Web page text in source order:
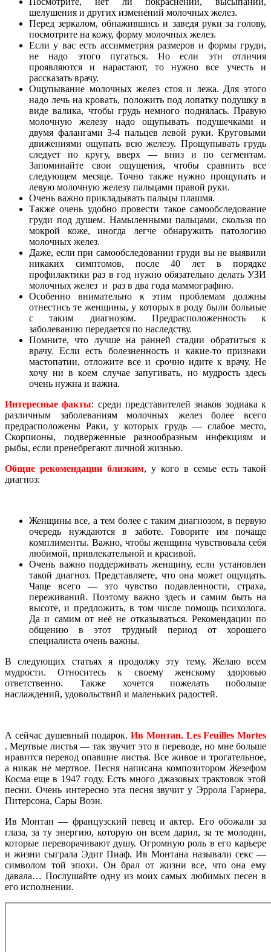
шелушения и других изменений молочных желез.
Перед зеркалом, обнажившись и заведя руки за голову,
посмотрите на кожу, форму молочных желез.
Если у вас есть ассимметрия размеров и формы груди,
не надо этого пугаться. Но если эти отличия
проявляются и нарастают, то нужно все учесть и
рассказать врачу.
Ощупывание молочных желез стоя и лежа. Для этого
надо лечь на кровать, положить под лопатку подушку в
виде валика, чтобы грудь немного поднялась. Правую
молочную железу надо ощупывать подушечками и
двумя фалангами 3-4 пальцев левой руки. Круговыми
движениями ощупать всю железу. Прощупывать грудь
следует по кругу, вверх — вниз и по сегментам.
Запоминайте свои ощущения, чтобы сравнить все
следующем месяце. Точно также нужно прощупать и
левую молочную железу пальцами правой руки.
Очень важно прикладывать пальцы плашмя.
Также очень удобно провести такое самообследование
груди под душем. Намыленными пальцами, скользя по
мокрой коже, иногда легче обнаружить патологию
молочных желез.
Даже, если при самообследовании груди вы не выявили
никаких симптомов, после 40 лет в порядке
профилактики раз в год нужно обязательно делать УЗИ
молочных желез и раз в два года маммографию.
Особенно внимательно к этим проблемам должны
отнестись те женщины, у которых в роду были больные
с таким диагнозом. Предрасположенность к
заболеванию передается по наследству.
Помните, что лучше на ранней стадии обратиться к
врачу. Если есть болезненность и какие-то признаки
мастопатии, отложите все и срочно идите к врачу. Не
хочу ни в коем случае запугивать, но мудрость здесь
очень нужна и важна.
Интересные факты: среди представителей знаков зодиака к
различным заболеваниям молочных желез более всего
предрасположены Раки, у которых грудь — слабое место,
Скорпионы, подверженные разнообразным инфекциям и
рыбы, если пренебрегают личной жизнью.
Общие рекомендации близким, у кого в семье есть такой
диагноз:
Женщины все, а тем более с таким диагнозом, в первую
очередь нуждаются в заботе. Говорите им почаще
комплименты. Важно, чтобы женщина чувствовала себя
любимой, привлекательной и красивой.
Очень важно поддерживать женщину, если установлен
такой диагноз. Представляете, что она может ощущать.
Чаще всего — это чувство подавленности, страха,
переживаний. Поэтому важно здесь и самим быть на
высоте, и предложить, в том числе помощь психолога.
Да и самим от неё не отказываться. Рекомендации по
общению в этот трудный период от хорошего
специалиста очень важны.
В следующих статьях я продолжу эту тему. Желаю всем
мудрости. Относитесь к своему женскому здоровью
ответственно. Также хочется пожелать побольше
наслаждений, удовольствий и маленьких радостей.
А сейчас душевный подарок. Ив Монтан. Les Feuilles Mortes
. Мертвые листья — так звучит это в переводе, но мне больше
нравится перевод опавшие листья. Все живое и трогательное,
а никак не мертвое. Песня написана композитором Жезефом
Косма еще в 1947 году. Есть много джазовых трактовок этой
песни. Очень интересно эта песня звучит у Эррола Гарнера,
Питерсона, Сары Воэн.
Ив Монтан — французский певец и актер. Его обожали за
глаза, за ту энергию, которую он всем дарил, за те молодии,
которые переворачивают душу. Огромную роль в его карьере
и жизни сыграла Эдит Пиаф. Ив Монтана называли секс —
символом той эпохи. Он брал от жизни все, что она ему
давала… Послушайте одну из моих самых любимых песен в
его исполнении.